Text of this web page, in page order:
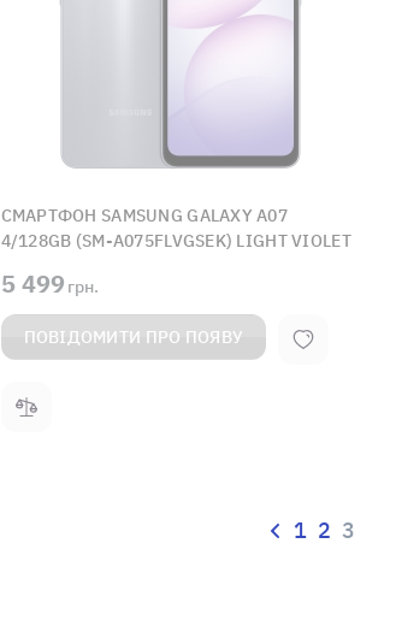
СМАРТФОН SAMSUNG GALAXY A07
4/128GB (SM-A075FLVGSEK) LIGHT VIOLET
5 499 грн.
ПОВІДОМИТИ ПРО ПОЯВУ
1 2 3